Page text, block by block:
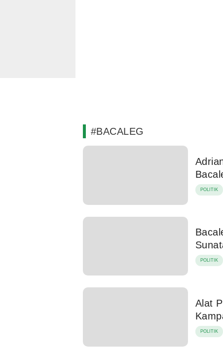
#BACALEG
POLITIK
POLITIK
Alat
POLITIK